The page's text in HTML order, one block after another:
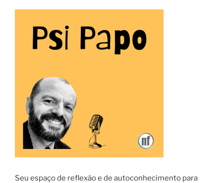
Seu espaço de reflexão e de autoconhecimento para